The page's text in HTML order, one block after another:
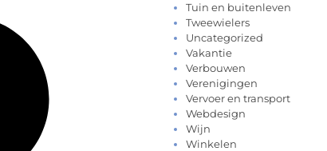
Tuin en buitenleven
Tweewielers
Uncategorized
Vakantie
Verbouwen
Verenigingen
Vervoer en transport
Webdesign
Wijn
Winkelen